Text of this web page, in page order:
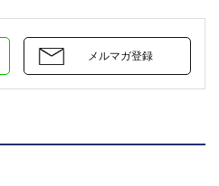
メルマガ登録